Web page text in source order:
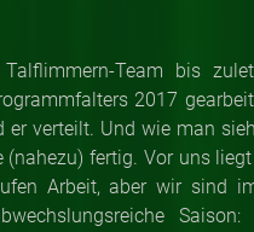
Team bis
2017
er verteilt. Und wie man
(nahezu) fertig. Vor uns
Arbeit, aber wir sind